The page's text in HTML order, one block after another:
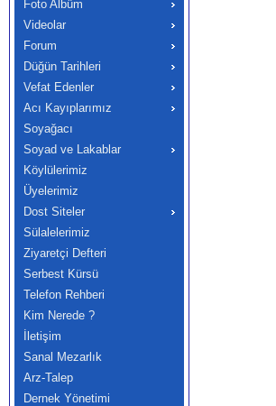
Foto Albüm
Videolar
Forum
Düğün Tarihleri
Vefat Edenler
Acı Kayıplarımız
Soyağacı
Soyad ve Lakablar
Köylülerimiz
Üyelerimiz
Dost Siteler
Sülalelerimiz
Ziyaretçi Defteri
Serbest Kürsü
Telefon Rehberi
Kim Nerede ?
İletişim
Sanal Mezarlık
Arz-Talep
Dernek Yönetimi